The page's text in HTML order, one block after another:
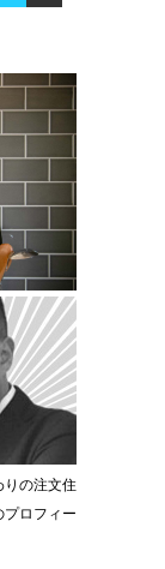
りの注文住
ロフィー